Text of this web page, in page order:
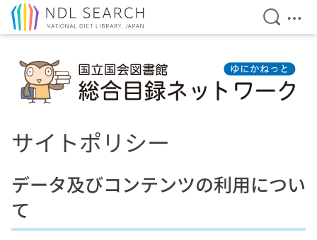
Open
サイトポリシー
データ及びコンテンツの利用につい
て